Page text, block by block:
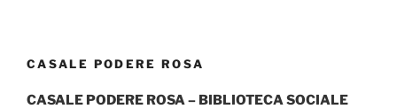
CASALE PODERE ROSA
CASALE PODERE ROSA – BIBLIOTECA SOCIALE